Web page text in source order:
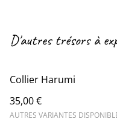
D'autres trésors à
Collier Harumi
35,00 €
AUTRES VARIANTES